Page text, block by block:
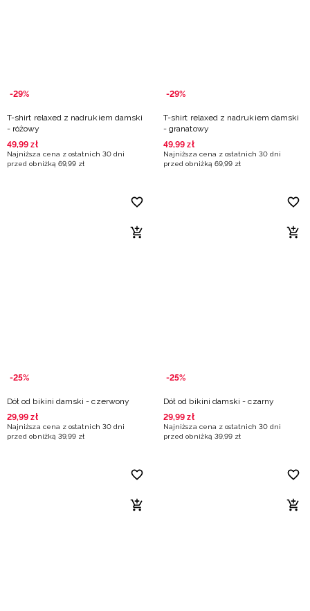
-29%
T-shirt relaxed z nadrukiem damski
- różowy
49,99 zł
Najniższa cena z ostatnich 30 dni
przed obniżką 69,99 zł
-29%
T-shirt relaxed z nadrukiem damski
- granatowy
49,99 zł
Najniższa cena z ostatnich 30 dni
przed obniżką 69,99 zł
-25%
Dół od bikini damski - czerwony
29,99 zł
Najniższa cena z ostatnich 30 dni
przed obniżką 39,99 zł
-25%
Dół od bikini damski - czarny
29,99 zł
Najniższa cena z ostatnich 30 dni
przed obniżką 39,99 zł